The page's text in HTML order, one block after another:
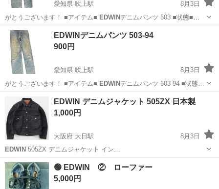
愛知県 吹上駅
8月3日
がとうございます！ ■アイテム■ EDWINデニムパンツ 503 ■状態■
使…
愛知 吹上駅 ジーンズ/デニム
EDWINデニムパンツ 503-94
900円
愛知県 吹上駅
8月3日
がとうございます！ ■アイテム■ EDWIN デニムパンツ 503-94 ■状態…
愛知 吹上駅 ジーンズ/デニム EDWIN
EDWIN デニムジャケット 505ZX 日本製
1,000円
大阪府 大日駅
8月3日
EDWIN 505ZX デニムジャケット イン…
大阪 守口市 大日駅 ジーンズ/デニム
🟢 EDWIN ② ローファー
5,000円